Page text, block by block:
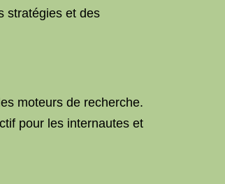
stratégies et des
moteurs de recherche.
pour les internautes et